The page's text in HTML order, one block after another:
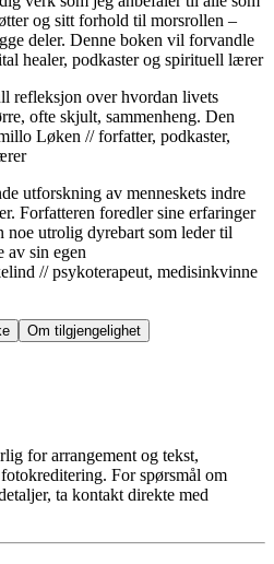
og sitt forhold til morsrollen –
deler. Denne boken vil forvandle
healer, podkaster og spirituell lærer
refleksjon over hvordan livets
ofte skjult, sammenheng. Den
Løken // forfatter, podkaster,
utforskning av menneskets indre
Forfatteren foredler sine erfaringer
noe utrolig dyrebart som leder til
av sin egen
// psykoterapeut, medisinkvinne
Om tilgjengelighet
for arrangement og tekst,
For spørsmål om
ta kontakt direkte med